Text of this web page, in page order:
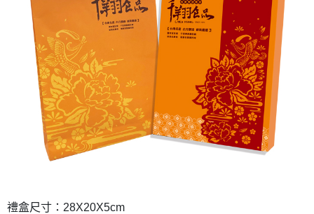
禮盒尺寸：28X20X5cm